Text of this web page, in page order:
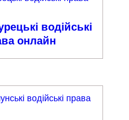
водійські
онлайн